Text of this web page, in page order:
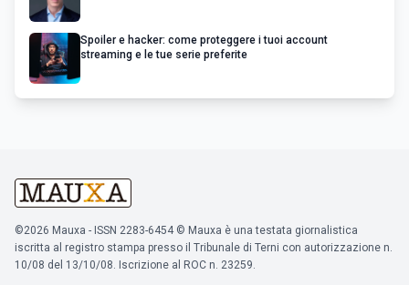
Spoiler e hacker: come proteggere i tuoi account
streaming e le tue serie preferite
©2026 Mauxa - ISSN 2283-6454 © Mauxa è una testata giornalistica
iscritta al registro stampa presso il Tribunale di Terni con autorizzazione n.
10/08 del 13/10/08. Iscrizione al ROC n. 23259.